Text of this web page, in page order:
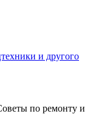
и другого
по ремонту и